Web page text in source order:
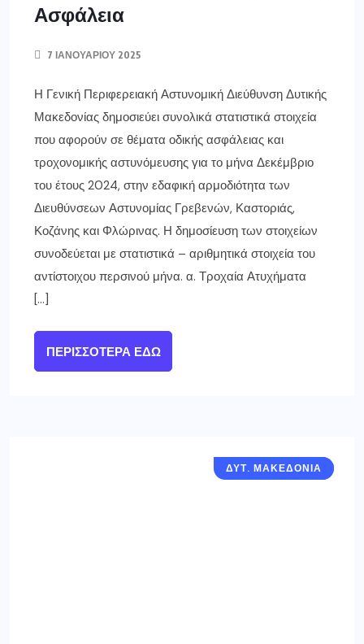
Ασφάλεια
7 ΙΑΝΟΥΑΡΊΟΥ 2025
Η Γενική Περιφερειακή Αστυνομική Διεύθυνση Δυτικής
Μακεδονίας δημοσιεύει συνολικά στατιστικά στοιχεία
που αφορούν σε θέματα οδικής ασφάλειας και
τροχονομικής αστυνόμευσης για το μήνα Δεκέμβριο
του έτους 2024, στην εδαφική αρμοδιότητα των
Διευθύνσεων Αστυνομίας Γρεβενών, Καστοριάς,
Κοζάνης και Φλώρινας. Η δημοσίευση των στοιχείων
συνοδεύεται με στατιστικά – αριθμητικά στοιχεία του
αντίστοιχου περσινού μήνα. α. Τροχαία Ατυχήματα
[…]
ΠΕΡΙΣΣΌΤΕΡΑ ΕΔΏ
ΓΡΕΒΕΝΑ
ΔΥΤ. ΜΑΚΕΔΟΝΙΑ